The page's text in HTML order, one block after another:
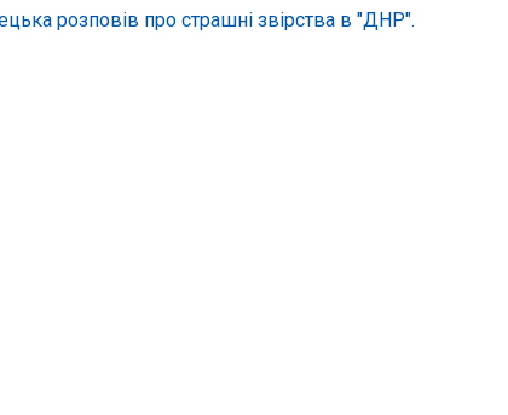
розповів про страшні звірства в "ДНР".